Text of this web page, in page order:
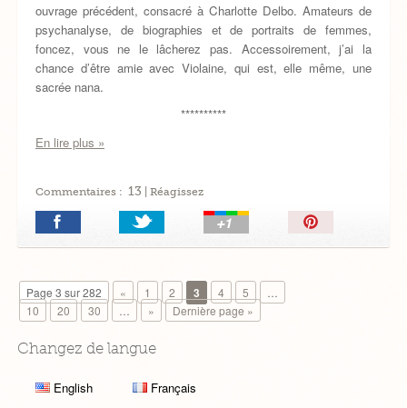
ouvrage précédent, consacré à Charlotte Delbo. Amateurs de
psychanalyse, de biographies et de portraits de femmes,
foncez, vous ne le lâcherez pas. Accessoirement, j’ai la
chance d’être amie avec Violaine, qui est, elle même, une
sacrée nana.
**********
En lire plus »
Commentaires : 13 | Réagissez
Épingler!
Page 3 sur 282 « 1 2 3 4 5
…
10
20 30 … » Dernière page »
Changez de langue
English Français